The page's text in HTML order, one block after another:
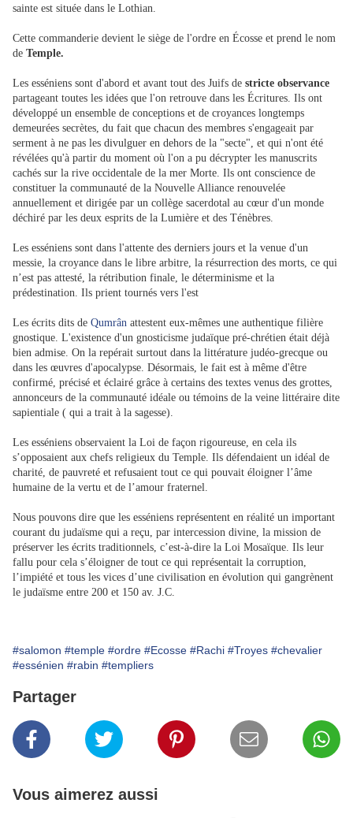
sainte est située dans le Lothian.
Cette commanderie devient le siège de l'ordre en Écosse et prend le nom
de Temple.
Les esséniens sont d'abord et avant tout des Juifs de stricte observance
partageant toutes les idées que l'on retrouve dans les Écritures. Ils ont
développé un ensemble de conceptions et de croyances longtemps
demeurées secrètes, du fait que chacun des membres s'engageait par
serment à ne pas les divulguer en dehors de la "secte", et qui n'ont été
révélées qu'à partir du moment où l'on a pu décrypter les manuscrits
cachés sur la rive occidentale de la mer Morte. Ils ont conscience de
constituer la communauté de la Nouvelle Alliance renouvelée
annuellement et dirigée par un collège sacerdotal au cœur d'un monde
déchiré par les deux esprits de la Lumière et des Ténèbres.
Les esséniens sont dans l'attente des derniers jours et la venue d'un
messie, la croyance dans le libre arbitre, la résurrection des morts, ce qui
n’est pas attesté, la rétribution finale, le déterminisme et la
prédestination. Ils prient tournés vers l'est
Les écrits dits de Qumrân attestent eux-mêmes une authentique filière
gnostique. L'existence d'un gnosticisme judaïque pré-chrétien était déjà
bien admise. On la repérait surtout dans la littérature judéo-grecque ou
dans les œuvres d'apocalypse. Désormais, le fait est à même d'être
confirmé, précisé et éclairé grâce à certains des textes venus des grottes,
annonceurs de la communauté idéale ou témoins de la veine littéraire dite
sapientiale ( qui a trait à la sagesse).
Les esséniens observaient la Loi de façon rigoureuse, en cela ils
s’opposaient aux chefs religieux du Temple. Ils défendaient un idéal de
charité, de pauvreté et refusaient tout ce qui pouvait éloigner l’âme
humaine de la vertu et de l’amour fraternel.
Nous pouvons dire que les esséniens représentent en réalité un important
courant du judaïsme qui a reçu, par intercession divine, la mission de
préserver les écrits traditionnels, c’est-à-dire la Loi Mosaïque. Ils leur
fallu pour cela s’éloigner de tout ce qui représentait la corruption,
l’impiété et tous les vices d’une civilisation en évolution qui gangrènent
le judaïsme entre 200 et 150 av. J.C.
#salomon #temple #ordre #Ecosse #Rachi #Troyes #chevalier
#essénien #rabin #templiers
Partager
Vous aimerez aussi